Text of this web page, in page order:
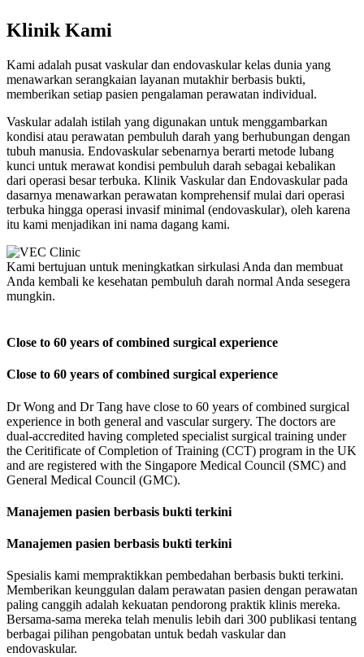
Klinik Kami
Kami adalah pusat vaskular dan endovaskular kelas dunia yang
menawarkan serangkaian layanan mutakhir berbasis bukti,
memberikan setiap pasien pengalaman perawatan individual.
Vaskular adalah istilah yang digunakan untuk menggambarkan
kondisi atau perawatan pembuluh darah yang berhubungan dengan
tubuh manusia. Endovaskular sebenarnya berarti metode lubang
kunci untuk merawat kondisi pembuluh darah sebagai kebalikan
dari operasi besar terbuka. Klinik Vaskular dan Endovaskular pada
dasarnya menawarkan perawatan komprehensif mulai dari operasi
terbuka hingga operasi invasif minimal (endovaskular), oleh karena
itu kami menjadikan ini nama dagang kami.
Kami bertujuan untuk meningkatkan sirkulasi Anda dan membuat
Anda kembali ke kesehatan pembuluh darah normal Anda sesegera
mungkin.
Close to 60 years of combined surgical experience
Close to 60 years of combined surgical experience
Dr Wong and Dr Tang have close to 60 years of combined surgical
experience in both general and vascular surgery. The doctors are
dual-accredited having completed specialist surgical training under
the Ceritificate of Completion of Training (CCT) program in the UK
and are registered with the Singapore Medical Council (SMC) and
General Medical Council (GMC).
Manajemen pasien berbasis bukti terkini
Manajemen pasien berbasis bukti terkini
Spesialis kami mempraktikkan pembedahan berbasis bukti terkini.
Memberikan keunggulan dalam perawatan pasien dengan perawatan
paling canggih adalah kekuatan pendorong praktik klinis mereka.
Bersama-sama mereka telah menulis lebih dari 300 publikasi tentang
berbagai pilihan pengobatan untuk bedah vaskular dan
endovaskular.